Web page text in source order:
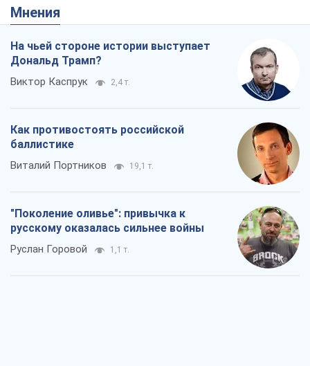
Мнения
На чьей стороне истории выступает
Дональд Трамп?
Виктор Каспрук 2,4 т.
Как противостоять российской
баллистике
Виталий Портников 19,1 т.
"Поколение оливье": привычка к
русскому оказалась сильнее войны
Руслан Горовой 1,1 т.